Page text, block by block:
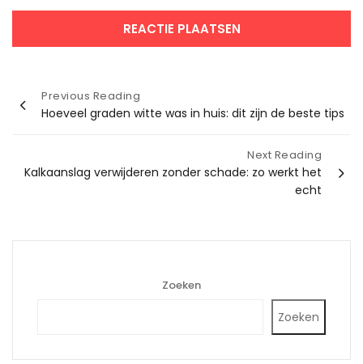
Bericht
navigatie
Previous Reading
Hoeveel graden witte was in huis: dit zijn de beste tips
Next Reading
Kalkaanslag verwijderen zonder schade: zo werkt het
echt
Zoeken
Zoeken